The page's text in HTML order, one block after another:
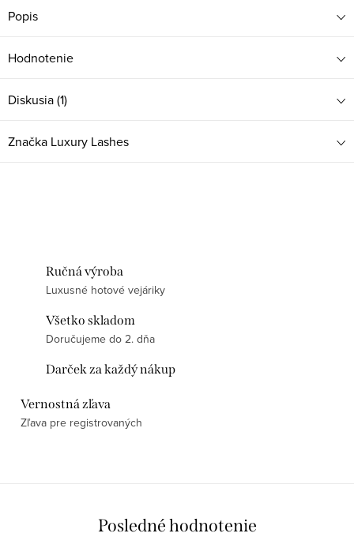
Popis
Hodnotenie
Diskusia (1)
Značka Luxury Lashes
Ručná výroba
Luxusné hotové vejáriky
Všetko skladom
Doručujeme do 2. dňa
Darček za každý nákup
Vernostná zľava
Zľava pre registrovaných
Posledné hodnotenie